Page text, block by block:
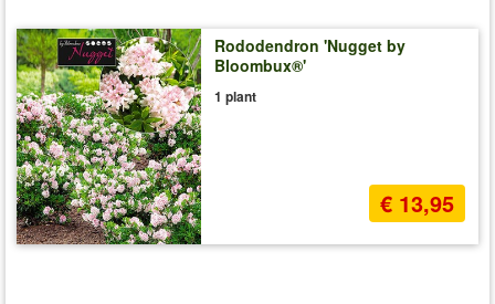
Rododendron 'Nugget by
Bloombux®'
1 plant
€ 13,95